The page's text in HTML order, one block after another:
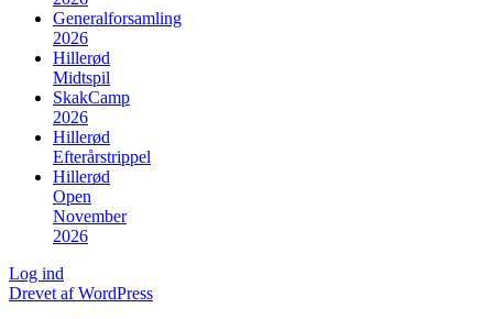
Generalforsamling
2026
Hillerød
Midtspil
SkakCamp
2026
Hillerød
Efterårstrippel
Hillerød
Open
November
2026
Log ind
Drevet af WordPress